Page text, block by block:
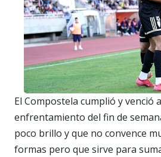
El Compostela cumplió y venció
enfrentamiento del fin de
poco brillo y que no convence
formas pero que sirve para